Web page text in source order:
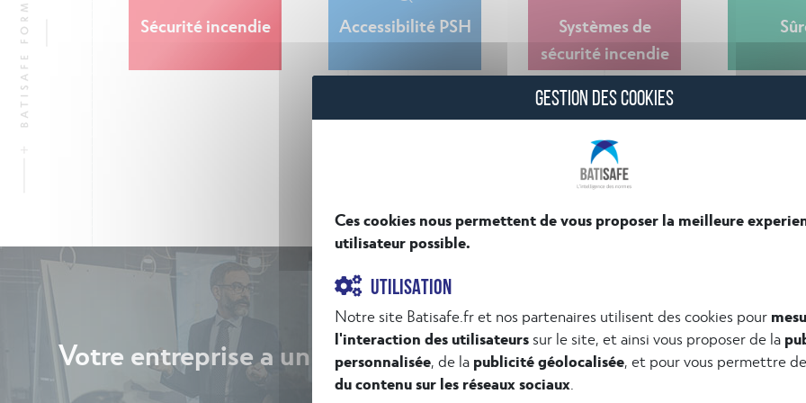
Sécurité incendie Accessibilité PSH
Systèmes de
sécurité incendie
VOIR TOUT LE CALENDRIER DES FORMATIONS
Votre entreprise a un besoin particulier ? Vos
GESTION DES COOKIES
Ces cookies nous permettent de vous proposer la meilleure
utilisateur possible.
UTILISATION
Notre site Batisafe.fr et nos partenaires utilisent des cookies pour
l'interaction des utilisateurs sur le site, et ainsi vous proposer de la
personnalisée , de la publicité géolocalisée , et pour vous permettre de
du contenu sur les réseaux sociaux